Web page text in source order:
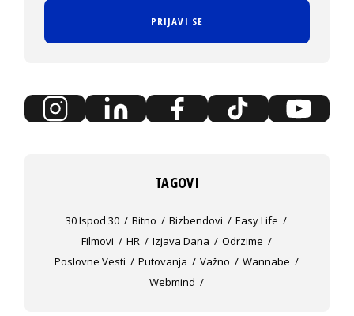
PRIJAVI SE
TAGOVI
30 Ispod 30 Bitno Bizbendovi
Easy Life
Filmovi
HR Izjava Dana
Odrzime
Poslovne Vesti
Putovanja Važno
Wannabe
Webmind